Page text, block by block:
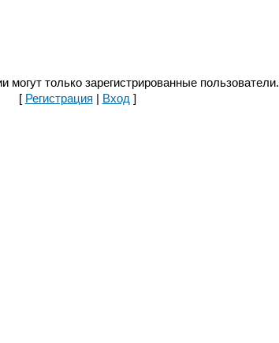
могут только зарегистрированные пользователи.
[ Регистрация Вход]